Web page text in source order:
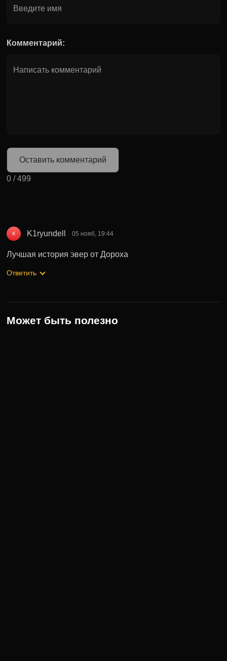
Комментарий:
Оставить комментарий
0 /499
K K1ryundell 05 нояб, 19:44
Лучшая история эвер от Дороха
Ответить
Может быть полезно